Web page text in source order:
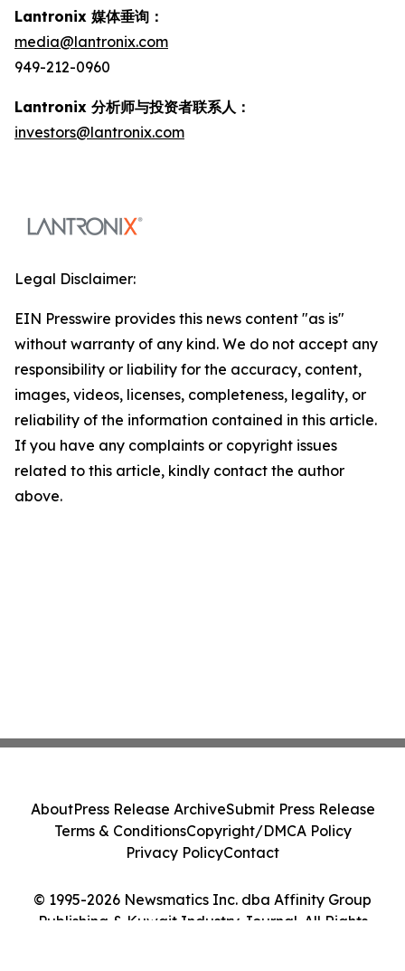
Lantronix 媒体垂询：
media@lantronix.com
949-212-0960
Lantronix 分析师与投资者联系人：
investors@lantronix.com
Legal Disclaimer:
EIN Presswire provides this news content "as is"
without warranty of any kind. We do not accept any
responsibility or liability for the accuracy, content,
images, videos, licenses, completeness, legality, or
reliability of the information contained in this article.
If you have any complaints or copyright issues
related to this article, kindly contact the author
above.
© 1995-2026 Newsmatics Inc. dba Affinity Group
Publishing & Kuwait Industry Journal. All Rights
AboutPress Release ArchiveSubmit Press Release
Terms & ConditionsCopyright/DMCA Policy
Privacy PolicyContact